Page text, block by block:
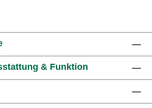
& Funktion